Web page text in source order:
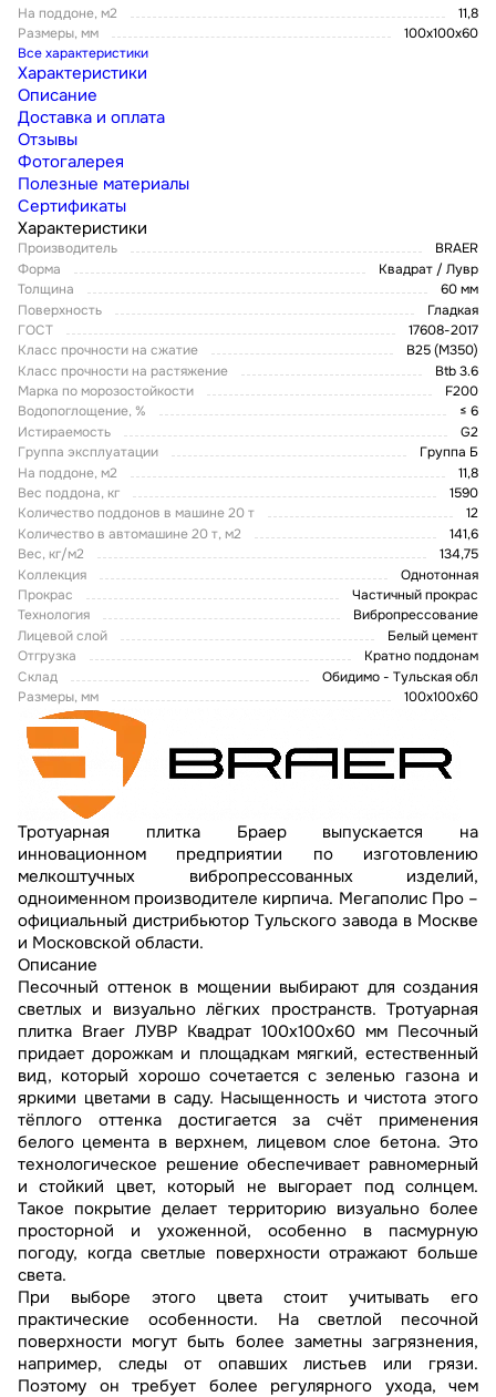
На поддоне, м2
11,8
Размеры, мм
100х100х60
Все характеристики
Характеристики
Описание
Доставка и оплата
Отзывы
Фотогалерея
Полезные материалы
Сертификаты
Характеристики
Производитель
BRAER
Форма
Квадрат / Лувр
Толщина
60 мм
Поверхность
Гладкая
ГОСТ
17608-2017
Класс прочности на сжатие
В25 (М350)
Класс прочности на растяжение
Btb 3.6
Марка по морозостойкости
F200
Водопоглощение, %
≤ 6
Истираемость
G2
Группа эксплуатации
Группа Б
На поддоне, м2
11,8
Вес поддона, кг
1590
Количество поддонов в машине 20 т
12
Количество в автомашине 20 т, м2
141,6
Вес, кг/м2
134,75
Коллекция
Однотонная
Прокрас
Частичный прокрас
Технология
Вибропрессование
Лицевой слой
Белый цемент
Отгрузка
Кратно поддонам
Склад
Обидимо - Тульская обл
Размеры, мм
100х100х60
Тротуарная плитка Браер выпускается на
инновационном предприятии по изготовлению
мелкоштучных вибропрессованных изделий,
одноименном производителе кирпича. Мегаполис Про –
официальный дистрибьютор Тульского завода в Москве
и Московской области.
Описание
Песочный оттенок в мощении выбирают для создания
светлых и визуально лёгких пространств. Тротуарная
плитка Braer ЛУВР Квадрат 100х100х60 мм Песочный
придает дорожкам и площадкам мягкий, естественный
вид, который хорошо сочетается с зеленью газона и
яркими цветами в саду. Насыщенность и чистота этого
тёплого оттенка достигается за счёт применения
белого цемента в верхнем, лицевом слое бетона. Это
технологическое решение обеспечивает равномерный
и стойкий цвет, который не выгорает под солнцем.
Такое покрытие делает территорию визуально более
просторной и ухоженной, особенно в пасмурную
погоду, когда светлые поверхности отражают больше
света.
При выборе этого цвета стоит учитывать его
практические особенности. На светлой песочной
поверхности могут быть более заметны загрязнения,
например, следы от опавших листьев или грязи.
Поэтому он требует более регулярного ухода, чем